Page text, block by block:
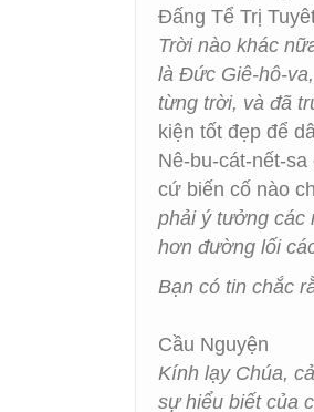
Đấng Tể Trị
Trời nào khác
là Đức Giê-hô-
từng trời, và đã
kiện tốt đẹp để
Nê-bu-cát-nết-
cứ biến cố nào
phải ý tưởng các
hơn đường lối
Bạn có tin chắc
Cầu Nguyện
Kính lạy Chúa,
sự hiểu biết của